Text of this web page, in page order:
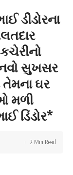
ડીંડોરના
સુખસર
તેમના ઘર
મળી
ડિંડોર*
2 Min Read